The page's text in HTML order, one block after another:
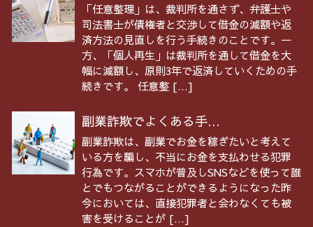
「任意整理」は、裁判所を通さず、弁護士や
司法書士が債権者と交渉して借金の減額や返
済方法の見直しを行う手続きのことです。一
方、「個人再生」は裁判所を通して借金を大
幅に減額し、原則3年で返済していくための手
続きです。 任意整 […]
副業詐欺でよくある手...
副業詐欺は、副業でお金を稼ぎたいと考えて
いる方を騙し、不当にお金を支払わせる犯罪
行為です。スマホが普及しSNSなどを使って誰
とでもつながることができるようになった昨
今においては、直接犯罪者と会わなくても被
害を受けることが […]